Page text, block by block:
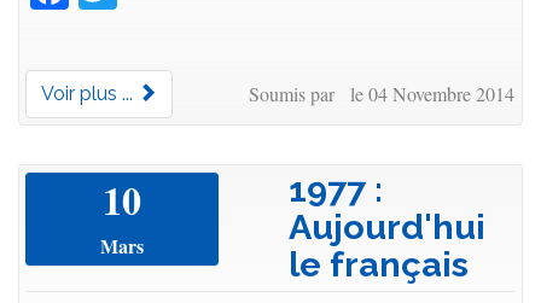
Voir plus ... Soumis par le 04 Novembre 2014
10
Mars
1977 :
Aujourd'hui
le français